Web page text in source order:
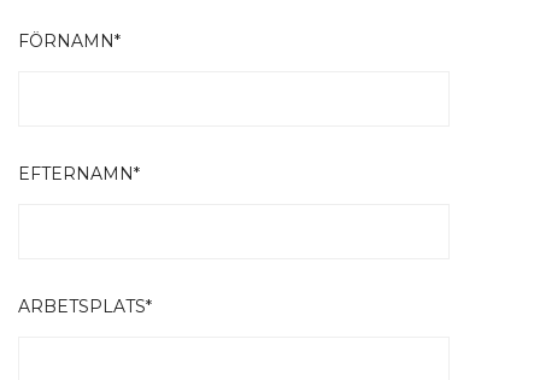
FÖRNAMN*
EFTERNAMN*
ARBETSPLATS*